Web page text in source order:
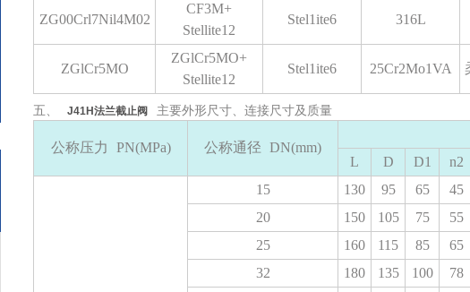
ZG00Crl7Nil4M02
CF3M+
Stellite12
Stel1ite6 316L
ZGlCr5MO
ZGlCr5MO+
Stellite12
Stel1ite6 25Cr2Mo1VA
五、 J41H法兰截止阀 主要外形尺寸、连接尺寸及质量
公称压力 PN(MPa) 公称通径 DN(mm)
L
D D1 n2
15 130 95 65
45
20
150 105 75
55
25
160 115 85
65
32
180 135 100
78